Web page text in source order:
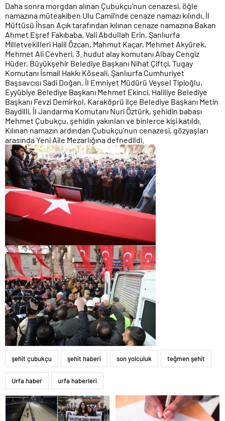
Daha sonra morgdan alınan Çubukçu’nun cenazesi, öğle
namazına müteakiben Ulu Camii’nde cenaze namazı kılındı. İl
Müftüsü İhsan Açık tarafından kılınan cenaze namazına Bakan
Ahmet Eşref Fakıbaba, Vali Abdullah Erin, Şanlıurfa
Milletvekilleri Halil Özcan, Mahmut Kaçar, Mehmet Akyürek,
Mehmet Ali Cevheri, 3. hudut alay komutanı Albay Cengiz
Hüder, Büyükşehir Belediye Başkanı Nihat Çiftçi, Tugay
Komutanı İsmail Hakkı Köseali, Şanlıurfa Cumhuriyet
Başsavcısı Sadi Doğan, İl Emniyet Müdürü Veysel Tipioğlu,
Eyyübiye Belediye Başkanı Mehmet Ekinci, Haliliye Belediye
Başkanı Fevzi Demirkol, Karaköprü ilçe Belediye Başkanı Metin
Baydilli, İl Jandarma Komutanı Nuri Öztürk, şehidin babası
Mehmet Çubukçu, şehidin yakınları ve binlerce kişi katıldı.
Kılınan namazın ardından Çubukçu’nun cenazesi, gözyaşları
arasında Yeni Aile Mezarlığına defnedildi.
şehit çubukçu şehit haberi son yolculuk teğmen şehit
Urfa haber urfa haberleri